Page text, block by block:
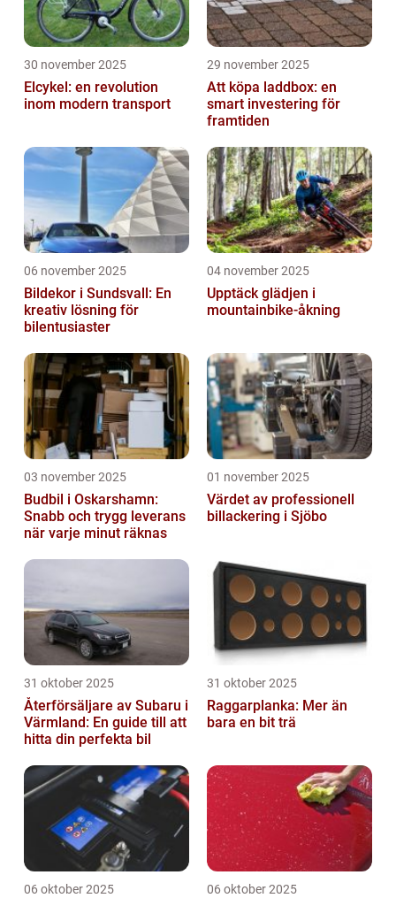
30 november 2025
Elcykel: en revolution
inom modern transport
29 november 2025
Att köpa laddbox: en
smart investering för
framtiden
06 november 2025
Bildekor i Sundsvall: En
kreativ lösning för
bilentusiaster
04 november 2025
Upptäck glädjen i
mountainbike-åkning
03 november 2025
Budbil i Oskarshamn:
Snabb och trygg leverans
när varje minut räknas
01 november 2025
Värdet av professionell
billackering i Sjöbo
31 oktober 2025
Återförsäljare av Subaru i
Värmland: En guide till att
hitta din perfekta bil
31 oktober 2025
Raggarplanka: Mer än
bara en bit trä
06 oktober 2025 06 oktober 2025